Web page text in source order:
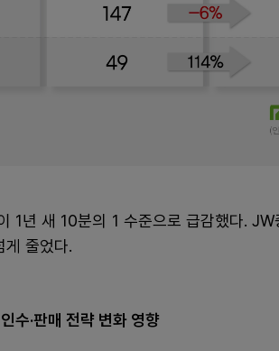
1년 새 10분의 1 수준으로 급감했다. JW
게 줄었다.
수·판매 전략 변화 영향